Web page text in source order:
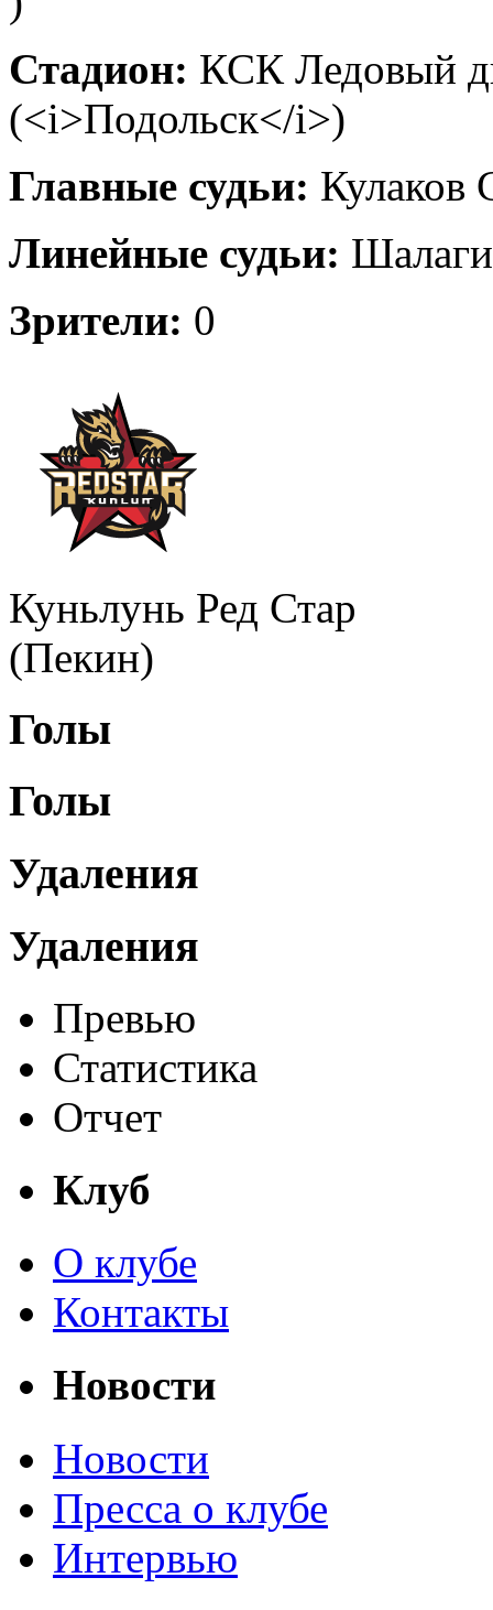
Стадион: КСК Ледовый
(<i>Подольск</i>)
Главные судьи: Кулаков
Линейные судьи:
Зрители: 0
Куньлунь Ред Стар
(Пекин)
Голы
Голы
Удаления
Удаления
Превью
Статистика
Отчет
Клуб
О клубе
Контакты
Новости
Новости
Пресса о клубе
Интервью